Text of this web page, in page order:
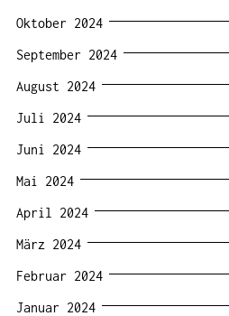
Oktober 2024
September 2024
August 2024
Juli 2024
Juni 2024
Mai 2024
April 2024
März 2024
Februar 2024
Januar 2024